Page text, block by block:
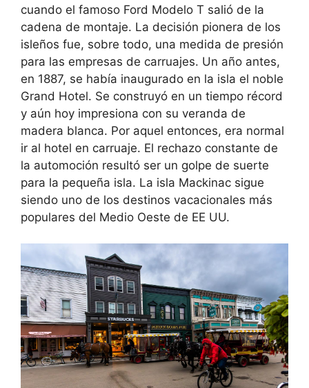
cuando el famoso Ford Modelo T salió de la
cadena de montaje. La decisión pionera de los
isleños fue, sobre todo, una medida de presión
para las empresas de carruajes. Un año antes,
en 1887, se había inaugurado en la isla el noble
Grand Hotel. Se construyó en un tiempo récord
y aún hoy impresiona con su veranda de
madera blanca. Por aquel entonces, era normal
ir al hotel en carruaje. El rechazo constante de
la automoción resultó ser un golpe de suerte
para la pequeña isla. La isla Mackinac sigue
siendo uno de los destinos vacacionales más
populares del Medio Oeste de EE UU.